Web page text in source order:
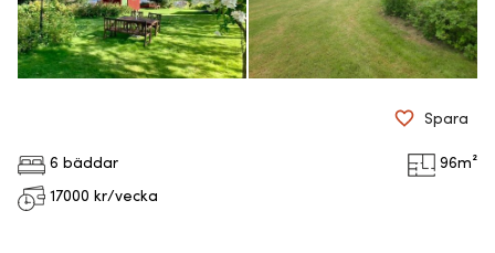
6 bäddar 96m²
17000 kr/vecka
Spara